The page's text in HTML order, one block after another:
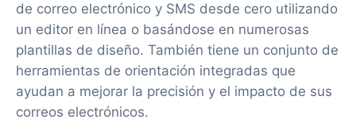
de correo electrónico y SMS desde cero utilizando
un editor en línea o basándose en numerosas
plantillas de diseño. También tiene un conjunto de
herramientas de orientación integradas que
ayudan a mejorar la precisión y el impacto de sus
correos electrónicos.